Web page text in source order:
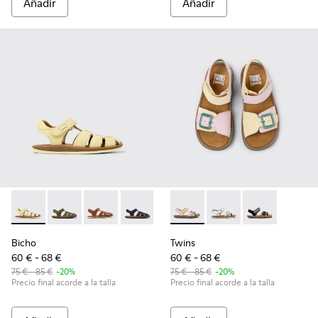
Bicho - 80177-086 - Sandalias cerradas de piel amarillas
Bicho - 80177-088
Bicho - 80177-078
Bicho - 80177-077Bicho - 80177-074
Bicho - 80177-067
Bicho - 80177-
Bicho
60 € - 68 €
75 € - 85 € -20%
Precio final acorde a la talla
Twins - K800672-003 -
Twins - K800672-004
Twins -
Twins
60 € - 68 €
75 € - 85 € -20%
Precio final acorde a la talla